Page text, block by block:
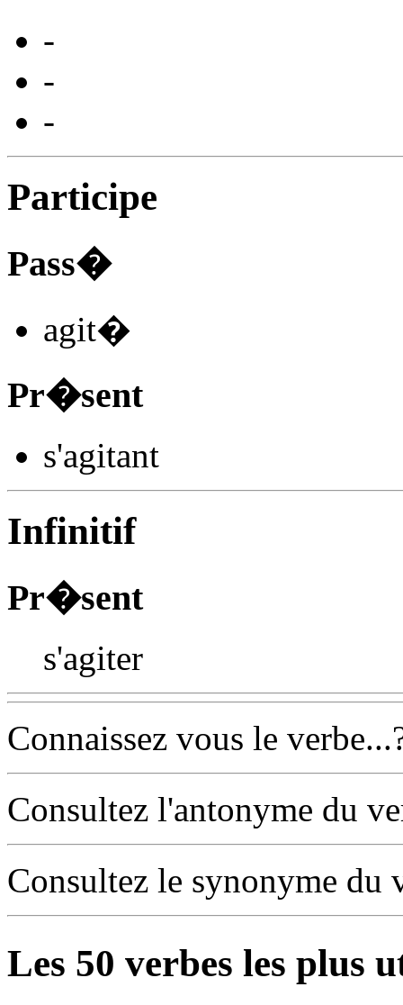
-
-
-
Participe
Pass�
agit�
Pr�sent
s'agitant
Infinitif
Pr�sent
s'agiter
Connaissez vous le
Consultez l'antonyme du
Consultez le synonyme du
Les 50 verbes les plus